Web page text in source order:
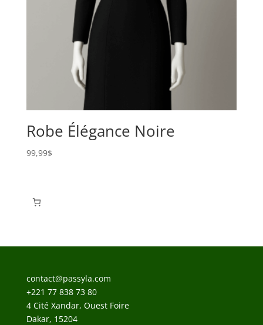
Robe Élégance Noire
99,99$
contact@passyla.com
+221 77 838 73 80
4 Cité Xandar, Ouest Foire
Dakar, 15204